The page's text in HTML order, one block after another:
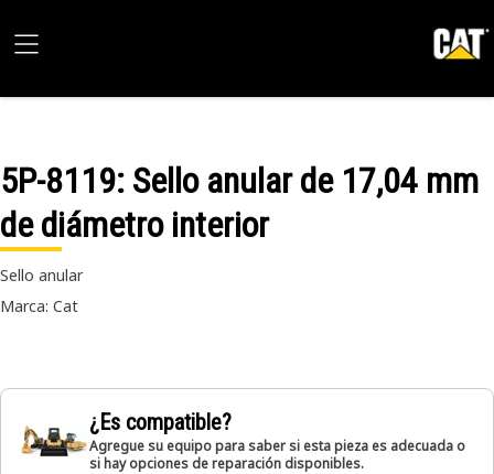
5P-8119: Sello anular de 17,04 mm
de diámetro interior
Sello anular
Marca: Cat
¿Es compatible?
Agregue su equipo para saber si esta pieza es adecuada o
si hay opciones de reparación disponibles.